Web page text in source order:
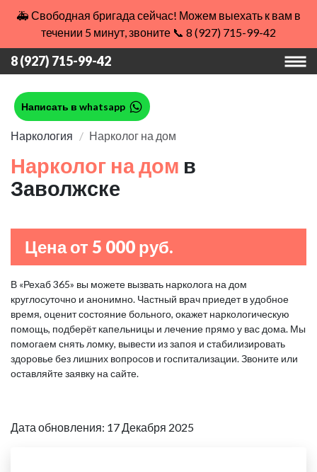
🚑 Свободная бригада сейчас! Можем выехать к вам в
течении 5 минут, звоните 📞 8 (927) 715-99-42
8 (927) 715-99-42
Написать в whatsapp
Наркология Нарколог на дом
Нарколог на дом в
Заволжске
Цена от 5 000 руб.
В «Рехаб 365» вы можете вызвать нарколога на дом
круглосуточно и анонимно. Частный врач приедет в удобное
время, оценит состояние больного, окажет наркологическую
помощь, подберёт капельницы и лечение прямо у вас дома. Мы
помогаем снять ломку, вывести из запоя и стабилизировать
здоровье без лишних вопросов и госпитализации. Звоните или
оставляйте заявку на сайте.
Дата обновления: 17 Декабря 2025